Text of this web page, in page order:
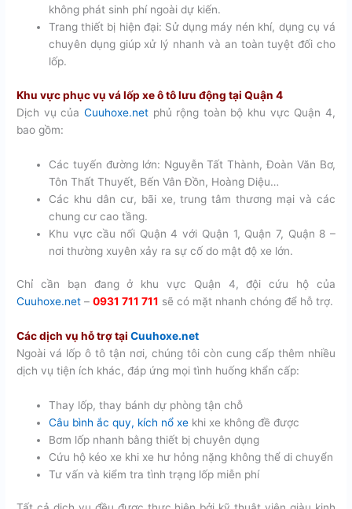
không phát sinh phí ngoài dự kiến.
Trang thiết bị hiện đại: Sử dụng máy nén khí, dụng cụ vá
chuyên dụng giúp xử lý nhanh và an toàn tuyệt đối cho
lốp.
Khu vực phục vụ vá lốp xe ô tô lưu động tại Quận 4
Dịch vụ của Cuuhoxe.netphủ rộng toàn bộ khu vực Quận 4,
bao gồm:
Các tuyến đường lớn: Nguyễn Tất Thành, Đoàn Văn Bơ,
Tôn Thất Thuyết, Bến Vân Đồn, Hoàng Diệu…
Các khu dân cư, bãi xe, trung tâm thương mại và các
chung cư cao tầng.
Khu vực cầu nối Quận 4 với Quận 1, Quận 7, Quận 8 –
nơi thường xuyên xảy ra sự cố do mật độ xe lớn.
Chỉ cần bạn đang ở khu vực Quận 4, đội cứu hộ của
Cuuhoxe.net –0931 711 711 sẽ có mặt nhanh chóng để hỗ trợ.
Các dịch vụ hỗ trợ tạiCuuhoxe.net
Ngoài vá lốp ô tô tận nơi, chúng tôi còn cung cấp thêm nhiều
dịch vụ tiện ích khác, đáp ứng mọi tình huống khẩn cấp:
Thay lốp, thay bánh dự phòng tận chỗ
Câu bình ắc quy, kích nổ xe khi xe không đề được
Bơm lốp nhanh bằng thiết bị chuyên dụng
Cứu hộ kéo xe khi xe hư hỏng nặng không thể di chuyển
Tư vấn và kiểm tra tình trạng lốp miễn phí